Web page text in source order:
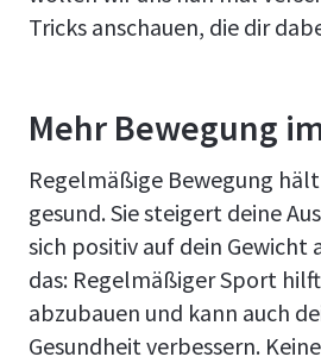
Tricks anschauen, die dir
Mehr Bewegung
Regelmäßige Bewegung
gesund. Sie steigert deine
sich positiv auf dein Gewicht
das: Regelmäßiger Sport
abzubauen und kann auch
Gesundheit verbessern.